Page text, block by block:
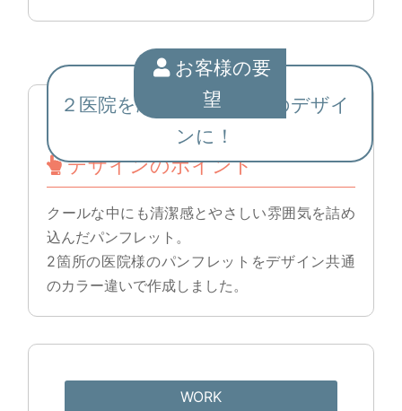
お客様の要
望
２医院を統一感のある別のデザイ
ンに！
デザインのポイント
クールな中にも清潔感とやさしい雰囲気を詰め
込んだパンフレット。
2箇所の医院様のパンフレットをデザイン共通
のカラー違いで作成しました。
WORK